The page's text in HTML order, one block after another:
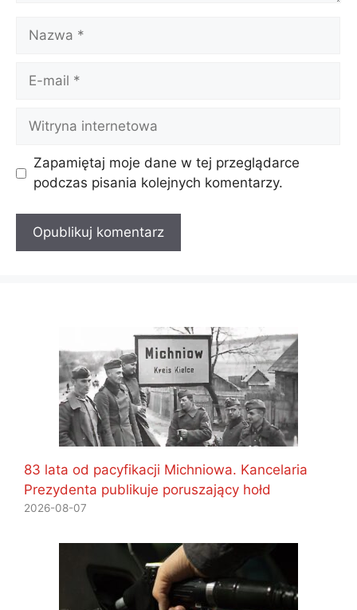
Nazwa
Witryna
internetowa
Zapamiętaj moje dane w tej przeglądarce
podczas pisania kolejnych komentarzy.
83 lata od pacyfikacji Michniowa. Kancelaria
Prezydenta publikuje poruszający hołd
2026-08-07